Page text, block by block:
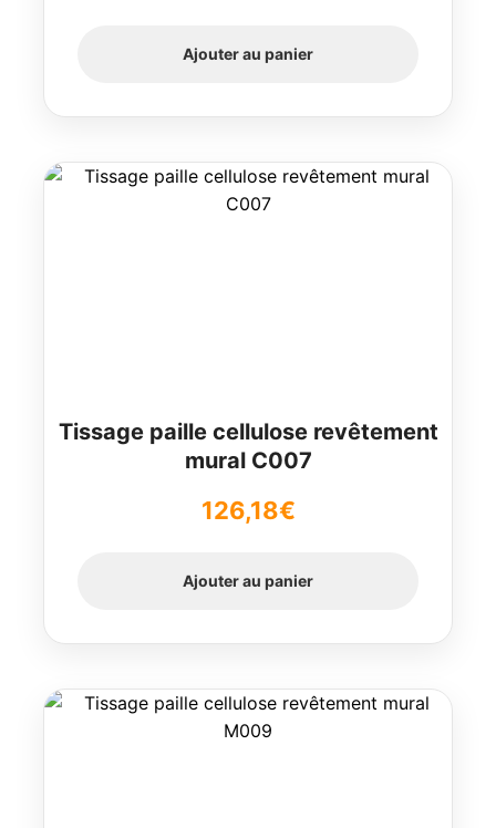
Ajouter au panier
Tissage paille cellulose revêtement
mural C007
126,18€
Ajouter au panier